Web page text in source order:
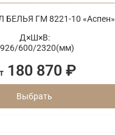
ГМ 8221-10 «Аспен»
Д×Ш×В:
600/2320(мм)
180 870 ₽
Выбрать